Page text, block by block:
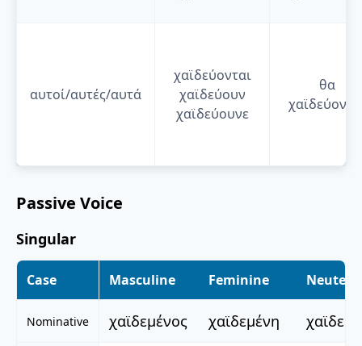
αυτοί/αυτές/αυτά
χαϊδεύονται
χαϊδεύουν
χαϊδεύουνε
θα
Passive Voice
Singular
Case Masculine Feminine Neuter
Nominative χαϊδεμένος χαϊδεμένη